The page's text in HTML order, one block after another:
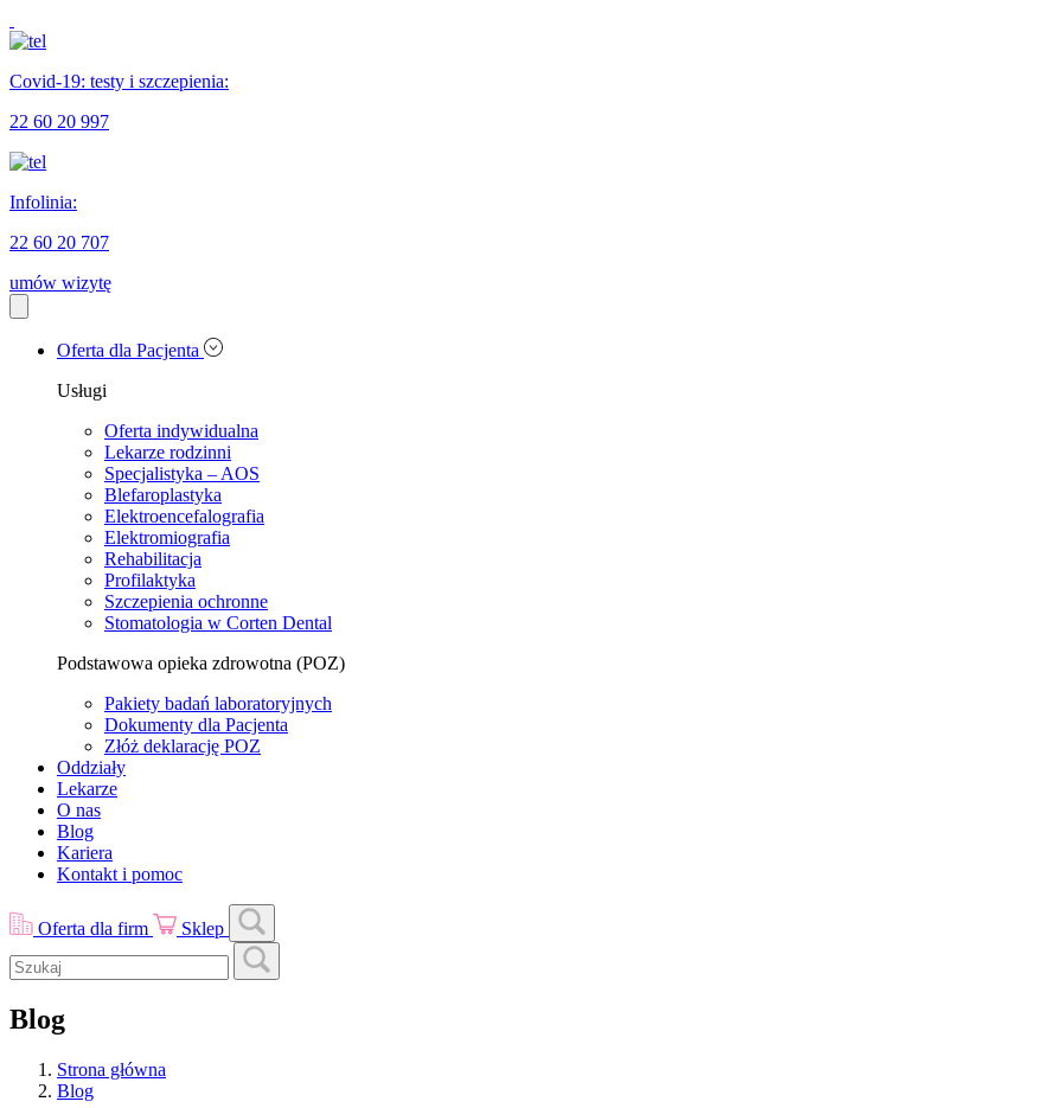
Covid-19: testy i szczepienia:
22 60 20 997
Infolinia:
22 60 20 707
umów wizytę
Oferta dla Pacjenta
Usługi
Oferta indywidualna
Lekarze rodzinni
Specjalistyka – AOS
Blefaroplastyka
Elektroencefalografia
Elektromiografia
Rehabilitacja
Profilaktyka
Szczepienia ochronne
Stomatologia w Corten Dental
Podstawowa opieka zdrowotna (POZ)
Pakiety badań laboratoryjnych
Dokumenty dla Pacjenta
Złóż deklarację POZ
Oddziały
Lekarze
O nas
Blog
Kariera
Kontakt i pomoc
Oferta dla firm Sklep
Blog
Strona główna
Blog